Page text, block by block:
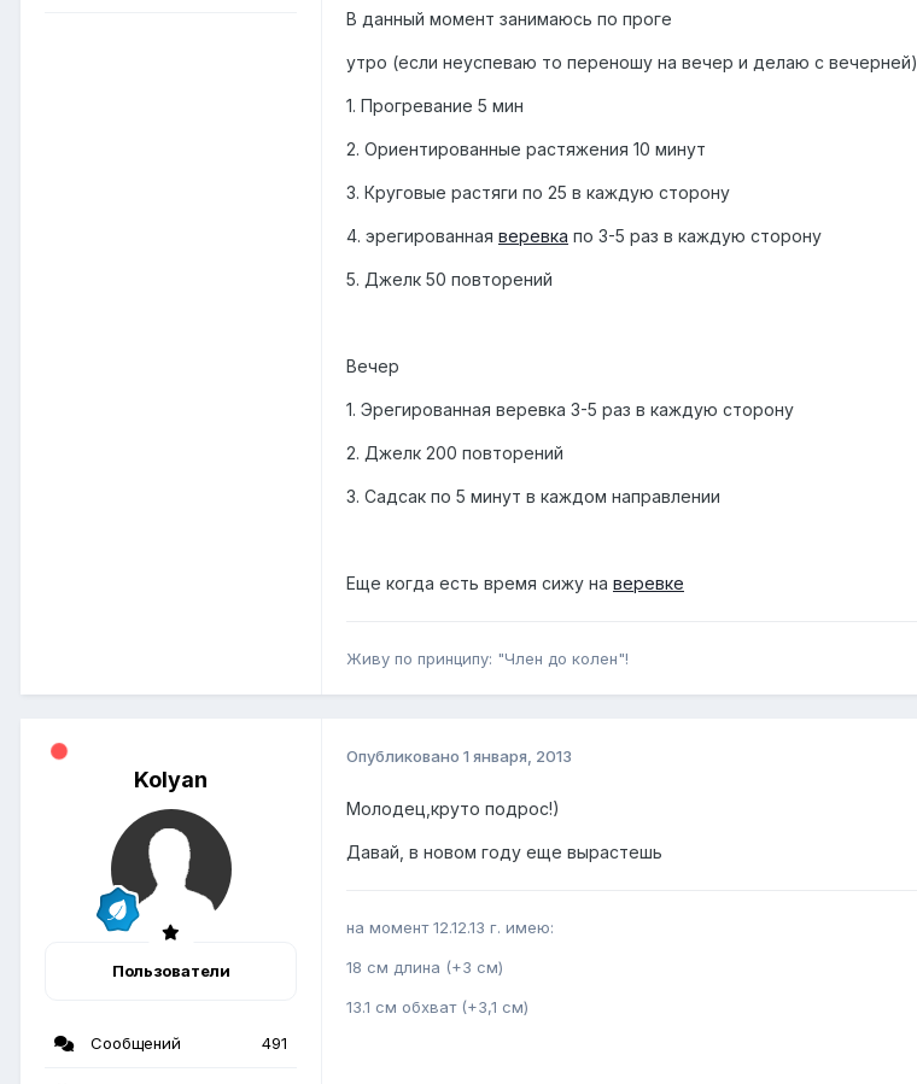
В данный момент занимаюсь по проге
утро (если неуспеваю то переношу на вечер и делаю с вечерней)
1. Прогревание 5 мин
2. Ориентированные растяжения 10 минут
3. Круговые растяги по 25 в каждую сторону
4. эрегированная веревка по 3-5 раз в каждую сторону
5. Джелк 50 повторений
Вечер
1. Эрегированная веревка 3-5 раз в каждую сторону
2. Джелк 200 повторений
3. Садсак по 5 минут в каждом направлении
Еще когда есть время сижу на веревке
Живу по принципу: "Член до колен"!
Kolyan
Пользователи
Сообщений 491
Опубликовано 1 января, 2013
Молодец,круто подрос!)
Давай, в новом году еще вырастешь
на момент 12.12.13 г. имею:
18 см длина (+3 см)
13.1 см обхват (+3,1 см)